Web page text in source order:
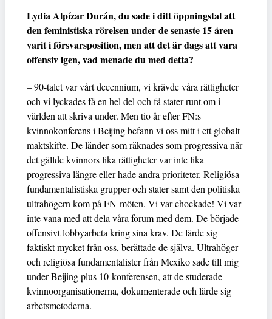
Lydia Alpízar Durán, du sade i ditt öppningstal att
den feministiska rörelsen under de senaste 15 åren
varit i försvarsposition, men att det är dags att vara
offensiv igen, vad menade du med detta?
– 90-talet var vårt decennium, vi krävde våra rättigheter
och vi lyckades få en hel del och få stater runt om i
världen att skriva under. Men tio år efter FN:s
kvinnokonferens i Beijing befann vi oss mitt i ett globalt
maktskifte. De länder som räknades som progressiva när
det gällde kvinnors lika rättigheter var inte lika
progressiva längre eller hade andra prioriteter. Religiösa
fundamentalistiska grupper och stater samt den politiska
ultrahögern kom på FN-möten. Vi var chockade! Vi var
inte vana med att dela våra forum med dem. De började
offensivt lobbyarbeta kring sina krav. De lärde sig
faktiskt mycket från oss, berättade de själva. Ultrahöger
och religiösa fundamentalister från Mexiko sade till mig
under Beijing plus 10-konferensen, att de studerade
kvinnoorganisationerna, dokumenterade och lärde sig
arbetsmetoderna.